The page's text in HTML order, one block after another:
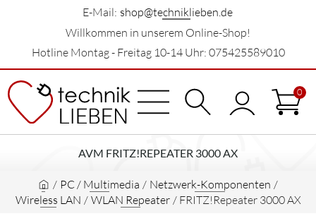
E-Mail: shop@techniklieben.de
Willkommen in unserem Online-Shop!
Hotline Montag - Freitag 10-14 Uhr: 075425589010
0
AVM FRITZ!REPEATER 3000 AX
/ PC / Multimedia / Netzwerk-Komponenten /
Wireless LAN / WLAN Repeater / FRITZ!Repeater 3000 AX